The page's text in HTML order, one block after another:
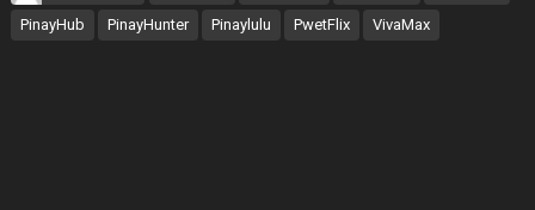
PinayHub
PinayHunter Pinaylulu PwetFlix VivaMax